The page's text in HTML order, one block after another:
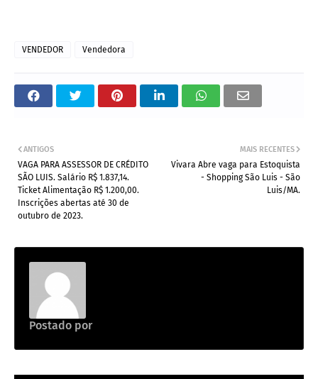
VENDEDOR Vendedora
MAIS RECENTES
Vivara Abre vaga para Estoquista
- Shopping São Luis - São
Luis/MA.
ANTIGOS
VAGA PARA ASSESSOR DE CRÉDITO
SÃO LUIS. Salário R$ 1.837,14.
Ticket Alimentação R$ 1.200,00.
Inscrições abertas até 30 de
outubro de 2023.
Postado por